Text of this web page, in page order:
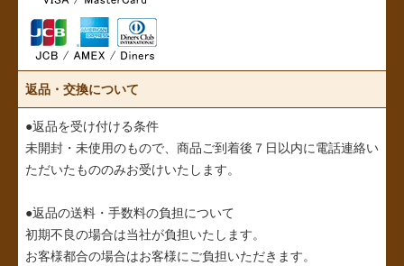
返品・交換について
●返品を受け付ける条件
未開封・未使用のもので、商品ご到着後７日以内に電話連絡い
ただいたもののみお受けいたします。
●返品の送料・手数料の負担について
初期不良の場合は当社が負担いたします。
お客様都合の場合はお客様にご負担いただきます。